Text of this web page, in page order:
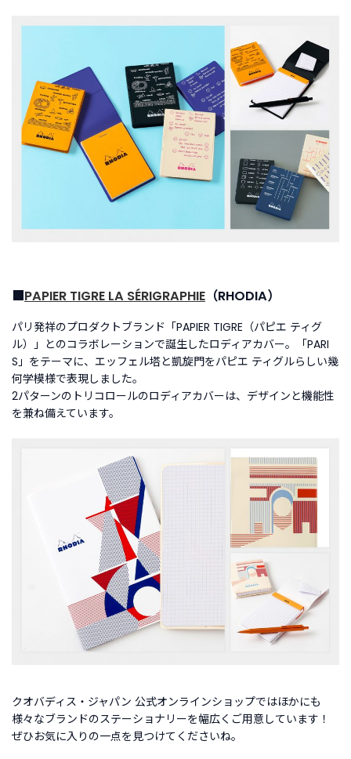
■PAPIER TIGRE LA SÉRIGRAPHIE （RHODIA）
パリ発祥のプロダクトブランド「PAPIER TIGRE（パピエ ティグ
ル）」とのコラボレーションで誕生したロディアカバー。「PARI
S」をテーマに、エッフェル塔と凱旋門をパピエ ティグルらしい幾
何学模様で表現しました。
2パターンのトリコロールのロディアカバーは、デザインと機能性
を兼ね備えています。
クオバディス・ジャパン 公式オンラインショップではほかにも
様々なブランドのステーショナリーを幅広くご用意しています！
ぜひお気に入りの一点を見つけてくださいね。